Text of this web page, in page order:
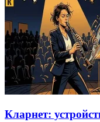
Кларнет: